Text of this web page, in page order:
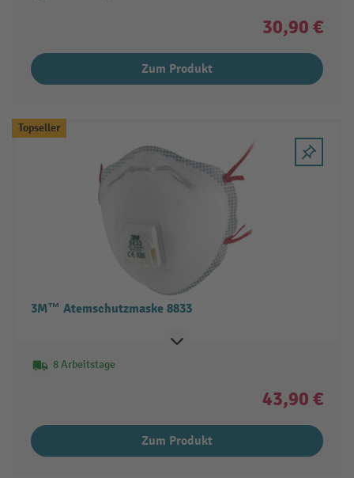
30,90 €
Zum Produkt
Topseller
3M™ Atemschutzmaske 8833
8 Arbeitstage
43,90 €
Zum Produkt